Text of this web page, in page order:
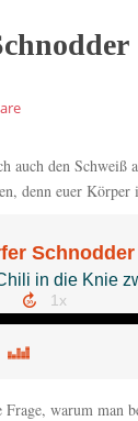
auch den Schweiß
denn euer Körper
warum man